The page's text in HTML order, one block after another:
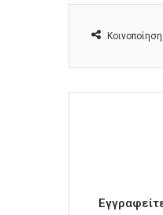
Κοινοποίηση